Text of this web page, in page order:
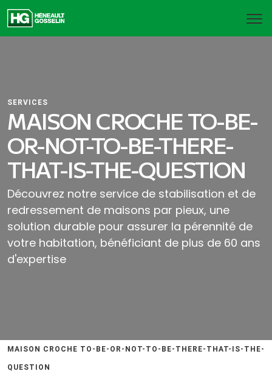
SERVICES
MAISON CROCHE TO-BE-
OR-NOT-TO-BE-THERE-
THAT-IS-THE-QUESTION
Découvrez notre service de stabilisation et de
redressement de maisons par pieux, une
solution durable pour assurer la pérennité de
votre habitation, bénéficiant de plus de 60 ans
d'expertise
MAISON CROCHE TO-BE-OR-NOT-TO-BE-THERE-THAT-IS-THE-
QUESTION